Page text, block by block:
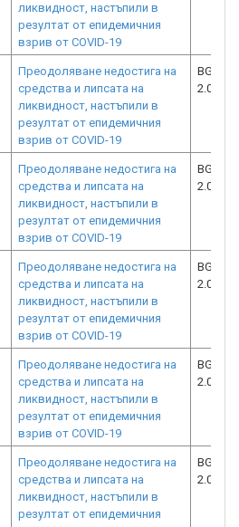
ликвидност, настъпили в
резултат от епидемичния
взрив от COVID-19
Преодоляване недостига на
средства и липсата на
ликвидност, настъпили в
резултат от епидемичния
взрив от COVID-19
2.073-
Преодоляване недостига на
средства и липсата на
ликвидност, настъпили в
резултат от епидемичния
взрив от COVID-19
2.073-
Преодоляване недостига на
средства и липсата на
ликвидност, настъпили в
резултат от епидемичния
взрив от COVID-19
2.073-
Преодоляване недостига на
средства и липсата на
ликвидност, настъпили в
резултат от епидемичния
взрив от COVID-19
2.073-
Преодоляване недостига на
средства и липсата на
ликвидност, настъпили в
резултат от епидемичния
2.073-